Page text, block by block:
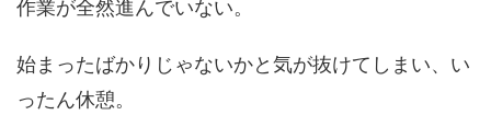
作業が全然進んでいない。
始まったばかりじゃないかと気が抜けてしまい、い
ったん休憩。